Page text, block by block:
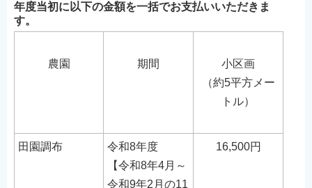
年度当初に以下の金額を一括でお支払いいただきま
す。
農園 期間
小区画
（約5平方メー
トル）
田園調布
令和8年度
【令和8年4月～
令和9年2月の11
16,500円